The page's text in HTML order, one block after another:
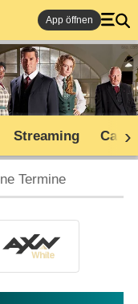
App öffnen
Streaming Cast
Termine